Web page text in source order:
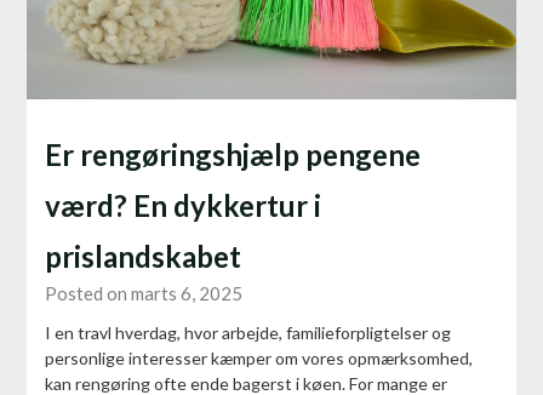
Er rengøringshjælp pengene
værd? En dykkertur i
prislandskabet
Posted on marts 6, 2025
I en travl hverdag, hvor arbejde, familieforpligtelser og
personlige interesser kæmper om vores opmærksomhed,
kan rengøring ofte ende bagerst i køen. For mange er